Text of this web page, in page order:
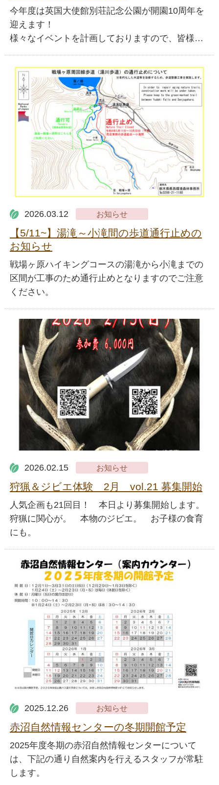
今年度は英国大使館別荘記念公園が開園10周年を
迎えます！
様々なイベントを計画しておりますので、皆様…
2026.03.12 お知らせ
【5/11~】湯滝～小滝間の歩道通行止めの
お知らせ
戦場ヶ原ハイキングコースの湯滝から小滝までの
区間が工事のため通行止めとなりますのでご注意
ください。
2026.02.15 お知らせ
狩猟＆ジビエ体験 2月 vol.21 募集開始
人気企画も21回目！ 本日より募集開始します。
狩猟に関心が。 本物のジビエ。 お子様の食育
にも。
2025.12.26 お知らせ
赤沼自然情報センターの冬期開館予定
2025年度冬期の赤沼自然情報センターについて
は、下記の通り自然案内を行えるスタッフが常駐
します。